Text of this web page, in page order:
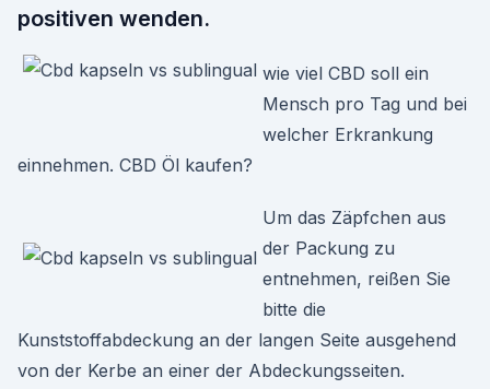
positiven wenden.
wie viel CBD soll ein
Mensch pro Tag und bei
welcher Erkrankung
einnehmen. CBD Öl kaufen?
Um das Zäpfchen aus
der Packung zu
entnehmen, reißen Sie
bitte die
Kunststoffabdeckung an der langen Seite ausgehend
von der Kerbe an einer der Abdeckungsseiten.